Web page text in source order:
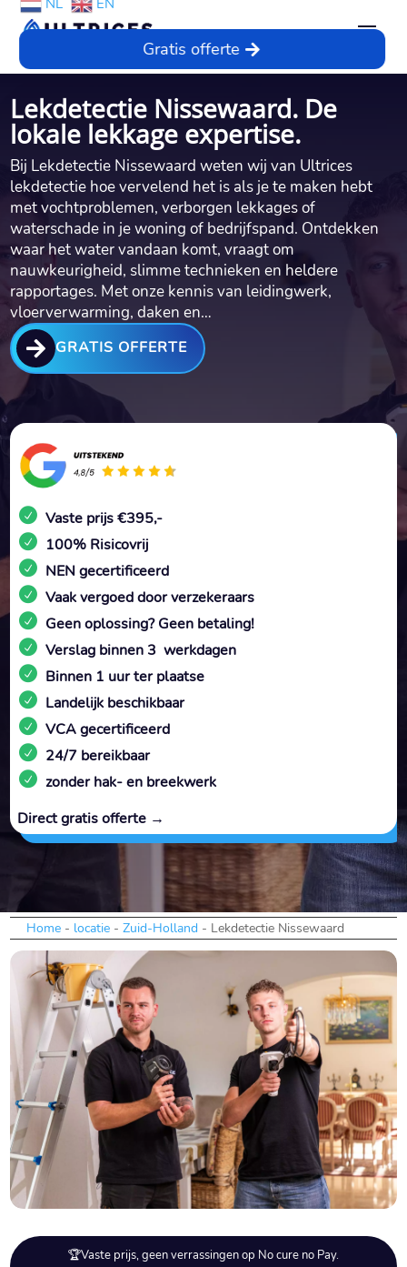
NL EN
Gratis offerte
Lekdetectie Nissewaard. De
lokale lekkage expertise.
Bij Lekdetectie Nissewaard weten wij van Ultrices
lekdetectie hoe vervelend het is als je te maken hebt
met vochtproblemen, verborgen lekkages of
waterschade in je woning of bedrijfspand.​ Ontdekken
waar het water vandaan komt, vraagt om
nauwkeurigheid, slimme technieken en heldere
rapportages.​ Met onze kennis van leidingwerk,
vloerverwarming, daken en…
 GRATIS OFFERTE
Vaste prijs €395,-
100% Risicovrij
NEN gecertificeerd
Vaak vergoed door verzekeraars
Geen oplossing? Geen betaling!
Verslag binnen 3 werkdagen
Binnen 1 uur ter plaatse
Landelijk beschikbaar
VCA gecertificeerd
24/7 bereikbaar
zonder hak- en breekwerk
Direct gratis offerte →
Home - locatie - Zuid-Holland - Lekdetectie Nissewaard
🏆Vaste prijs, geen verrassingen op No cure no Pay.